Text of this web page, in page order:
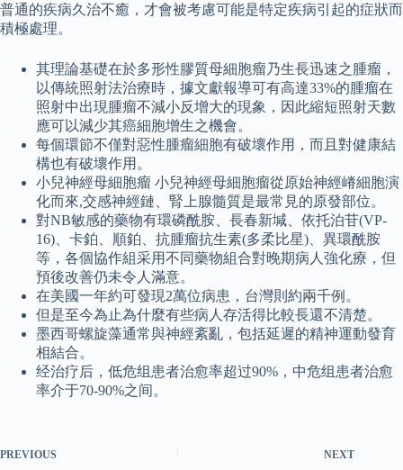
普通的疾病久治不癒，才會被考慮可能是特定疾病引起的症狀而
積極處理。
其理論基礎在於多形性膠質母細胞瘤乃生長迅速之腫瘤，
以傳統照射法治療時，據文獻報導可有高達33%的腫瘤在
照射中出現腫瘤不減小反增大的現象，因此縮短照射天數
應可以減少其癌細胞增生之機會。
每個環節不僅對惡性腫瘤細胞有破壞作用，而且對健康結
構也有破壞作用。
小兒神經母細胞瘤 小兒神經母細胞瘤從原始神經嵴細胞演
化而來,交感神經鏈、腎上腺髓質是最常見的原發部位。
對NB敏感的藥物有環磷酰胺、長春新堿、依托泊苷(VP-
16)、卡鉑、順鉑、抗腫瘤抗生素(多柔比星)、異環酰胺
等，各個協作組采用不同藥物組合對晚期病人強化療，但
預後改善仍未令人滿意。
在美國一年約可發現2萬位病患，台灣則約兩千例。
但是至今為止為什麼有些病人存活得比較長還不清楚。
墨西哥螺旋藻通常與神經紊亂，包括延遲的精神運動發育
相結合。
经治疗后，低危组患者治愈率超过90%，中危组患者治愈
率介于70-90%之间。
PREVIOUS NEXT